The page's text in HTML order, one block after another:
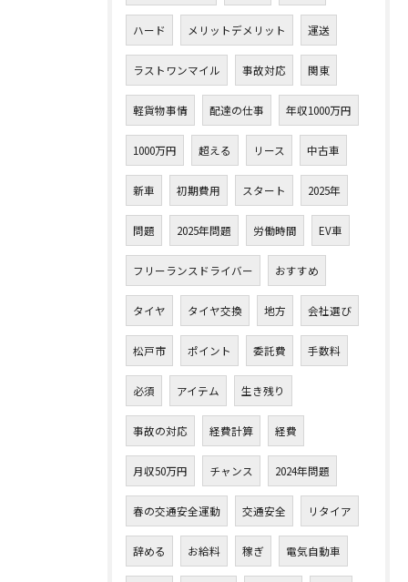
ハード メリットデメリット 運送
ラストワンマイル 事故対応 関東
軽貨物事情 配達の仕事 年収1000万円
1000万円 超える リース 中古車
新車 初期費用 スタート 2025年
問題 2025年問題 労働時間 EV車
フリーランスドライバー おすすめ
タイヤ タイヤ交換 地方 会社選び
松戸市 ポイント 委託費 手数料
必須 アイテム 生き残り
事故の対応 経費計算 経費
月収50万円 チャンス 2024年問題
春の交通安全運動 交通安全 リタイア
辞める お給料 稼ぎ 電気自動車